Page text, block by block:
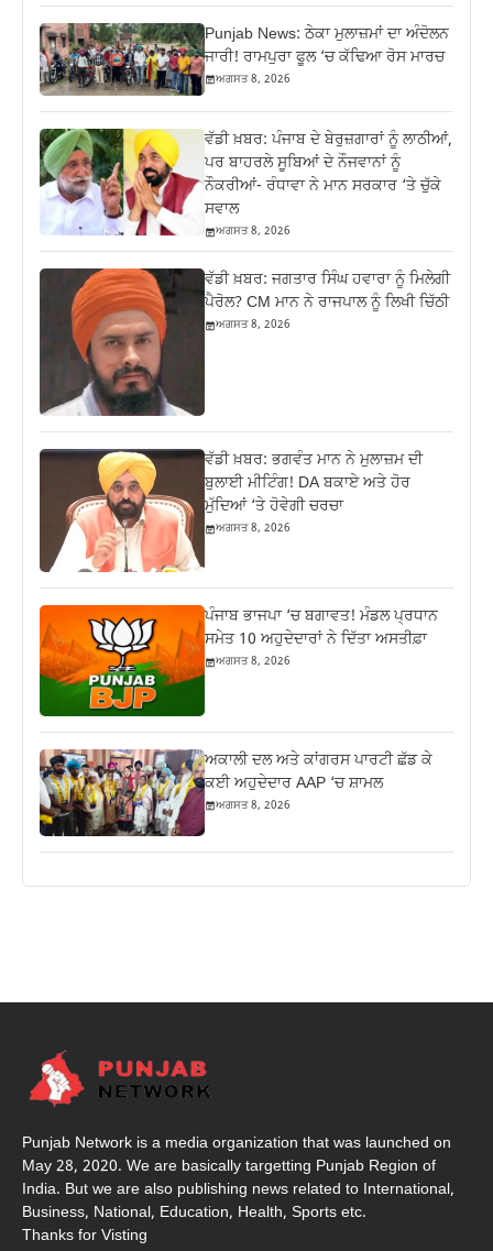
Punjab News: ਠੇਕਾ ਮੁਲਾਜ਼ਮਾਂ ਦਾ ਅੰਦੋਲਨ
ਜਾਰੀ! ਰਾਮਪੁਰਾ ਫੂਲ ‘ਚ ਕੱਢਿਆ ਰੋਸ ਮਾਰਚ
ਅਗਸਤ 8, 2026
ਵੱਡੀ ਖ਼ਬਰ: ਪੰਜਾਬ ਦੇ ਬੇਰੁਜ਼ਗਾਰਾਂ ਨੂੰ ਲਾਠੀਆਂ,
ਪਰ ਬਾਹਰਲੇ ਸੂਬਿਆਂ ਦੇ ਨੌਜਵਾਨਾਂ ਨੂੰ
ਨੌਕਰੀਆਂ- ਰੰਧਾਵਾ ਨੇ ਮਾਨ ਸਰਕਾਰ ‘ਤੇ ਚੁੱਕੇ
ਸਵਾਲ
ਅਗਸਤ 8, 2026
ਵੱਡੀ ਖ਼ਬਰ: ਜਗਤਾਰ ਸਿੰਘ ਹਵਾਰਾ ਨੂੰ ਮਿਲੇਗੀ
ਪੈਰੋਲ? CM ਮਾਨ ਨੇ ਰਾਜਪਾਲ ਨੂੰ ਲਿਖੀ ਚਿੱਠੀ
ਅਗਸਤ 8, 2026
ਵੱਡੀ ਖ਼ਬਰ: ਭਗਵੰਤ ਮਾਨ ਨੇ ਮੁਲਾਜ਼ਮ ਦੀ
ਬੁਲਾਈ ਮੀਟਿੰਗ! DA ਬਕਾਏ ਅਤੇ ਹੋਰ
ਮੁੱਦਿਆਂ ‘ਤੇ ਹੋਵੇਗੀ ਚਰਚਾ
ਅਗਸਤ 8, 2026
ਪੰਜਾਬ ਭਾਜਪਾ ‘ਚ ਬਗਾਵਤ! ਮੰਡਲ ਪ੍ਰਧਾਨ
ਸਮੇਤ 10 ਅਹੁਦੇਦਾਰਾਂ ਨੇ ਦਿੱਤਾ ਅਸਤੀਫ਼ਾ
ਅਗਸਤ 8, 2026
ਅਕਾਲੀ ਦਲ ਅਤੇ ਕਾਂਗਰਸ ਪਾਰਟੀ ਛੱਡ ਕੇ
ਕਈ ਅਹੁਦੇਦਾਰ AAP ‘ਚ ਸ਼ਾਮਲ
ਅਗਸਤ 8, 2026
Punjab Network is a media organization that was launched on
May 28, 2020. We are basically targetting Punjab Region of
India. But we are also publishing news related to International,
Business, National, Education, Health, Sports etc.
Thanks for Visting